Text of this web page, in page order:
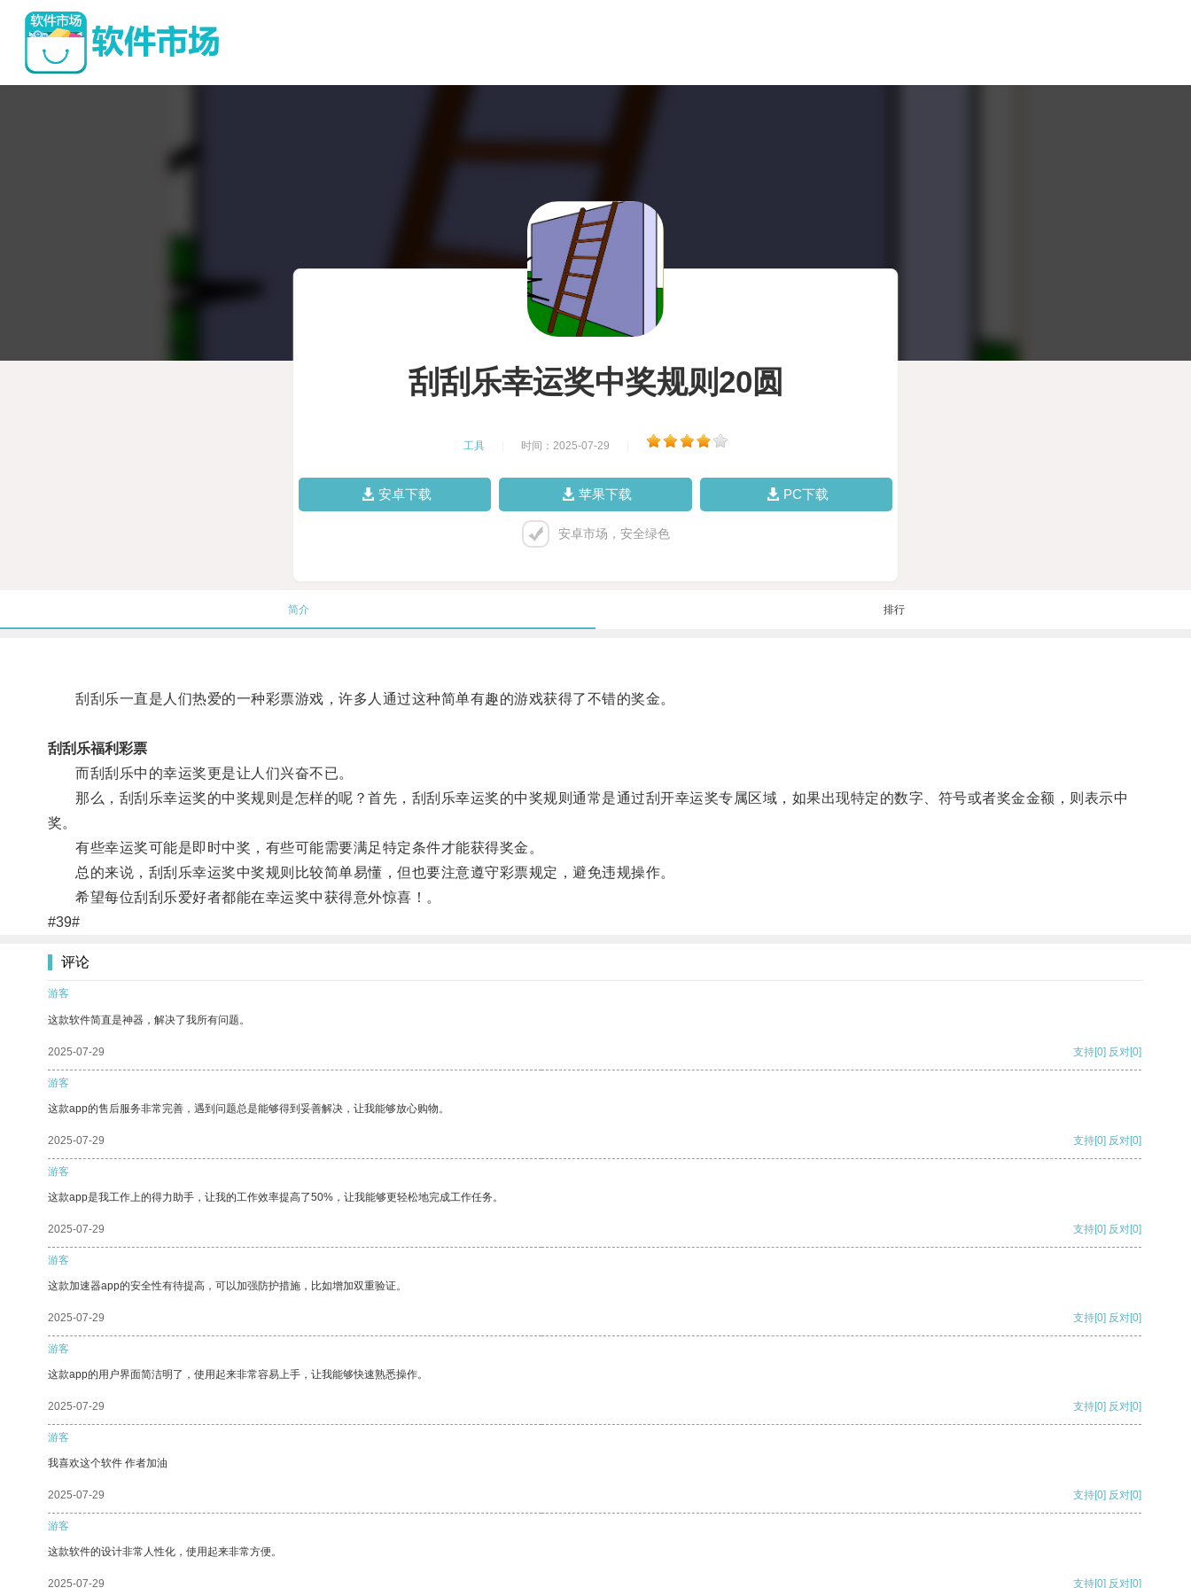
刮刮乐幸运奖中奖规则20圆
工具 时间：2025-07-29
安卓下载 苹果下载 PC下载
安卓市场，安全绿色
简介 排行
刮刮乐一直是人们热爱的一种彩票游戏，许多人通过这种简单有趣的游戏获得了不错的奖金。
刮刮乐福利彩票
而刮刮乐中的幸运奖更是让人们兴奋不已。
那么，刮刮乐幸运奖的中奖规则是怎样的呢？首先，刮刮乐幸运奖的中奖规则通常是通过刮开幸运奖专属区域，如果出现特定的数字、符号或者奖金金额，则表示中
奖。
有些幸运奖可能是即时中奖，有些可能需要满足特定条件才能获得奖金。
总的来说，刮刮乐幸运奖中奖规则比较简单易懂，但也要注意遵守彩票规定，避免违规操作。
希望每位刮刮乐爱好者都能在幸运奖中获得意外惊喜！。
#39#
评论
游客
这款软件简直是神器，解决了我所有问题。
2025-07-29 支持[0] 反对[0]
游客
这款app的售后服务非常完善，遇到问题总是能够得到妥善解决，让我能够放心购物。
2025-07-29 支持[0] 反对[0]
游客
这款app是我工作上的得力助手，让我的工作效率提高了50%，让我能够更轻松地完成工作任务。
2025-07-29 支持[0] 反对[0]
游客
这款加速器app的安全性有待提高，可以加强防护措施，比如增加双重验证。
2025-07-29 支持[0] 反对[0]
游客
这款app的用户界面简洁明了，使用起来非常容易上手，让我能够快速熟悉操作。
2025-07-29 支持[0] 反对[0]
游客
我喜欢这个软件 作者加油
2025-07-29 支持[0] 反对[0]
游客
这款软件的设计非常人性化，使用起来非常方便。
2025-07-29 支持[0] 反对[0]